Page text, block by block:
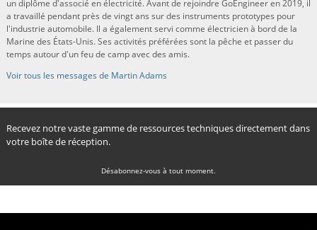
un diplôme d'associé en électricité. Avant de rejoindre GoEngineer en 2019, il
a travaillé pendant près de vingt ans sur des instruments prototypes pour
l'industrie automobile. Il a également servi comme électricien à bord de la
Marine des États-Unis. Ses activités préférées sont la pêche et passer du
temps autour d'un feu de camp avec des amis.
Voir tous les messages de Martin Adams
Recevez notre vaste gamme de ressources techniques directement dans
votre boîte de réception.
Désabonnez-vous à tout moment.